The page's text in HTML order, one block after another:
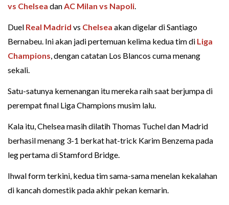
vs Chelsea danAC Milan vs Napoli.
Duel Real Madrid vs Chelsea akan digelar di Santiago
Bernabeu. Ini akan jadi pertemuan kelima kedua tim di Liga
Champions, dengan catatan Los Blancos cuma menang
sekali.
Satu-satunya kemenangan itu mereka raih saat berjumpa di
perempat final Liga Champions musim lalu.
Kala itu, Chelsea masih dilatih Thomas Tuchel dan Madrid
berhasil menang 3-1 berkat hat-trick Karim Benzema pada
leg pertama di Stamford Bridge.
Ihwal form terkini, kedua tim sama-sama menelan kekalahan
di kancah domestik pada akhir pekan kemarin.